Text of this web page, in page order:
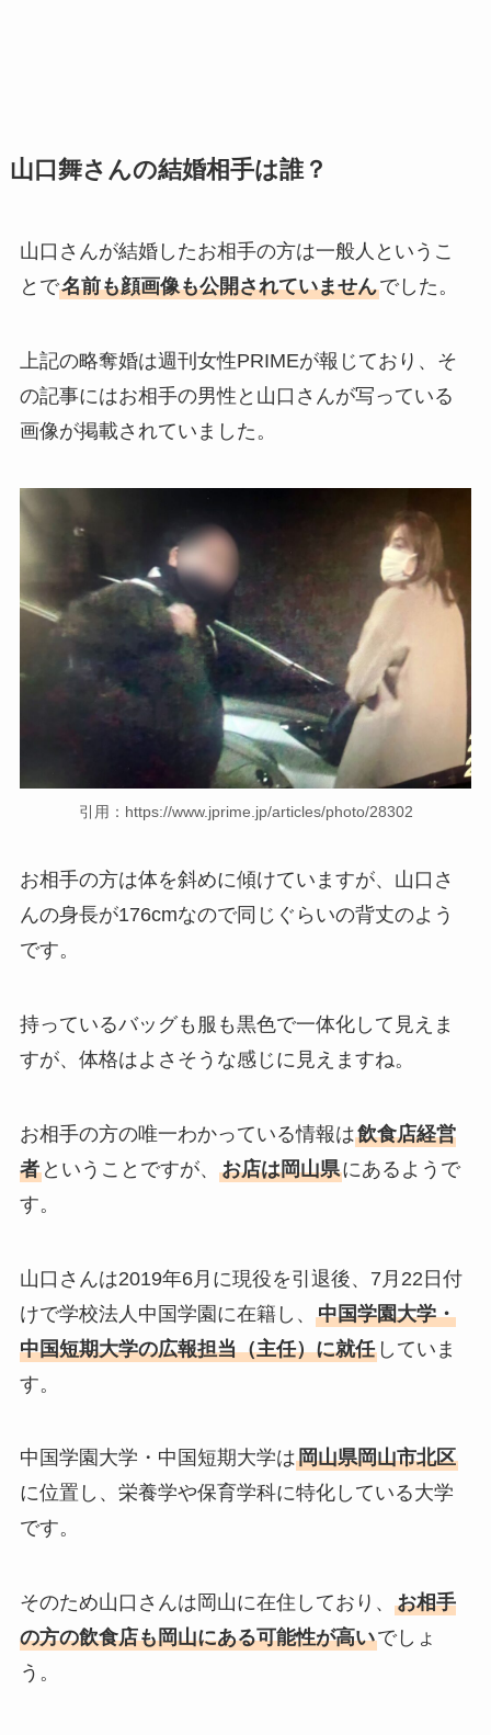
山口舞さんの結婚相手は誰？
山口さんが結婚したお相手の方は一般人というこ
とで名前も顔画像も公開されていませんでした。
上記の略奪婚は週刊女性PRIMEが報じており、そ
の記事にはお相手の男性と山口さんが写っている
画像が掲載されていました。
引用：https://www.jprime.jp/articles/photo/28302
お相手の方は体を斜めに傾けていますが、山口さ
んの身長が176cmなので同じぐらいの背丈のよう
です。
持っているバッグも服も黒色で一体化して見えま
すが、体格はよさそうな感じに見えますね。
お相手の方の唯一わかっている情報は飲食店経営
者ということですが、 お店は岡山県にあるようで
す。
山口さんは2019年6月に現役を引退後、7月22日付
けで学校法人中国学園に在籍し、 中国学園大学・
中国短期大学の広報担当（主任）に就任していま
す。
中国学園大学・中国短期大学は岡山県岡山市北区
に位置し、栄養学や保育学科に特化している大学
です。
そのため山口さんは岡山に在住しており、 お相手
の方の飲食店も岡山にある可能性が高いでしょ
う。